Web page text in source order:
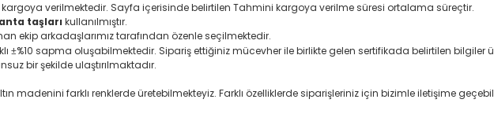
verilmektedir. Sayfa içerisinde belirtilen Tahmini kargoya verilme süresi ortalama süreçtir.
taşları kullanılmıştır.
ekip arkadaşlarımız tarafından özenle seçilmektedir.
±%10 sapma oluşabilmektedir. Sipariş ettiğiniz mücevher ile birlikte gelen sertifikada belirtilen bilgiler
bir şekilde ulaştırılmaktadır.
madenini farklı renklerde üretebilmekteyiz. Farklı özelliklerde siparişleriniz için bizimle iletişime